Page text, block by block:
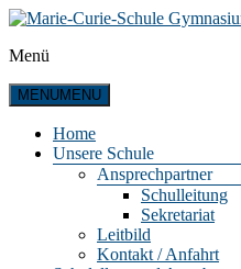
Zum
springen
Marie-
Curie-
Schule
Gymnasium
der
Menü
MENUMENU
Home
Unsere Schule
Ansprechpartner
Schulleitung
Sekretariat
Leitbild
Kontakt / Anfahrt